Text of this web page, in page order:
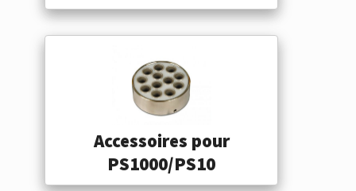
Accessoires pour
PS1000/PS10